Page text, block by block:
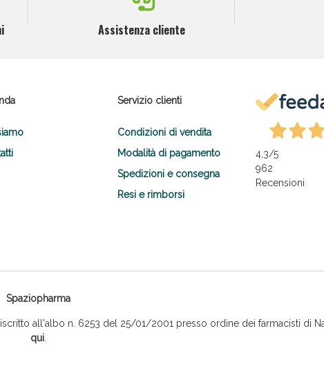
Assistenza cliente
Servizio clienti
Condizioni di vendita
Modalità di pagamento
Spedizioni e consegna
Resi e rimborsi
4,3/5
962
Recensioni
Spaziopharma
all'albo n. 6253 del 25/01/2001 presso ordine dei farmacisti di
qui.